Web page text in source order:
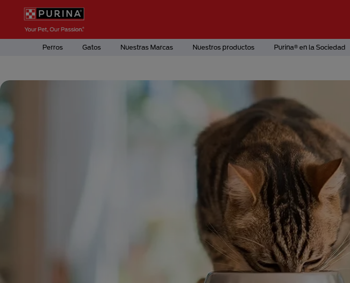
Pasar al contenido principal
Menú Secundario Purina
Menú Principal Purina
Perros Gatos Nuestras Marcas Nuestros productos Purina® en la Sociedad